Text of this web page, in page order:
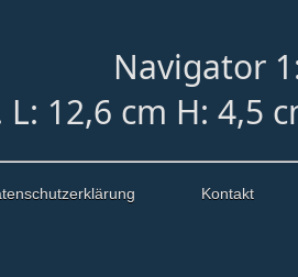
Navigator
L: 12,6 cm H: 4,5
Kontakt